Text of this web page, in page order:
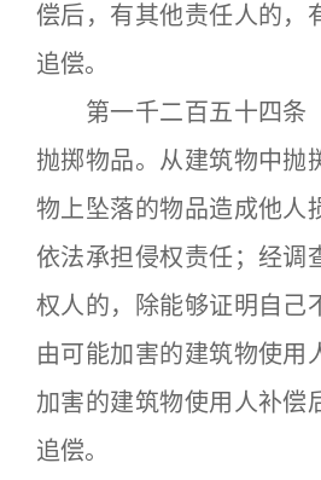
偿后，有其他责任人的，
追偿。
第一千二百五十四条
抛掷物品。从建筑物中抛
物上坠落的物品造成他人
依法承担侵权责任；经调
权人的，除能够证明自己
由可能加害的建筑物使用
加害的建筑物使用人补偿
追偿。